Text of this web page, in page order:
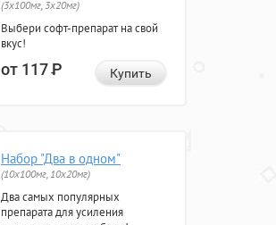
(3x100мг, 3x20мг)
Выбери софт-препарат на свой
вкус!
от 117Р Купить
Набор "Два в одном"
(10x100мг, 10x20мг)
Два самых популярных
препарата для усиления